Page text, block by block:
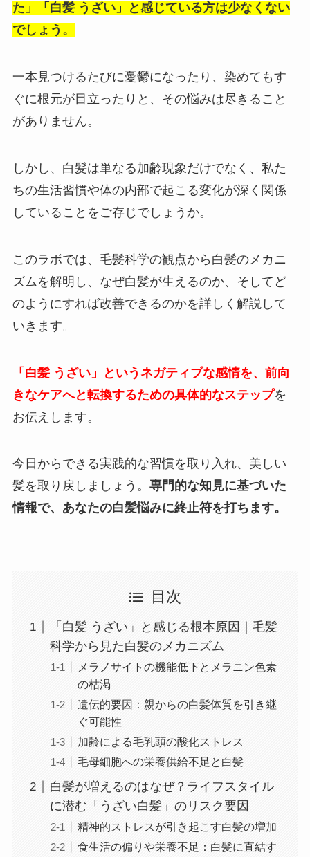
た」「白髪 うざい」と感じている方は少なくない
でしょう。
一本見つけるたびに憂鬱になったり、染めてもす
ぐに根元が目立ったりと、その悩みは尽きること
がありません。
しかし、白髪は単なる加齢現象だけでなく、私た
ちの生活習慣や体の内部で起こる変化が深く関係
していることをご存じでしょうか。
このラボでは、毛髪科学の観点から白髪のメカニ
ズムを解明し、なぜ白髪が生えるのか、そしてど
のようにすれば改善できるのかを詳しく解説して
いきます。
「白髪 うざい」というネガティブな感情を、前向
きなケアへと転換するための具体的なステップを
お伝えします。
今日からできる実践的な習慣を取り入れ、美しい
髪を取り戻しましょう。 専門的な知見に基づいた
情報で、あなたの白髪悩みに終止符を打ちます。
目次
「白髪 うざい」と感じる根本原因｜毛髪
科学から見た白髪のメカニズム
メラノサイトの機能低下とメラニン色素
の枯渇
遺伝的要因：親からの白髪体質を引き継
ぐ可能性
加齢による毛乳頭の酸化ストレス
毛母細胞への栄養供給不足と白髪
白髪が増えるのはなぜ？ライフスタイル
に潜む「うざい白髪」のリスク要因
精神的ストレスが引き起こす白髪の増加
食生活の偏りや栄養不足：白髪に直結す